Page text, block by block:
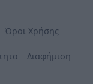
Όροι Χρήσης
Διαφήμιση